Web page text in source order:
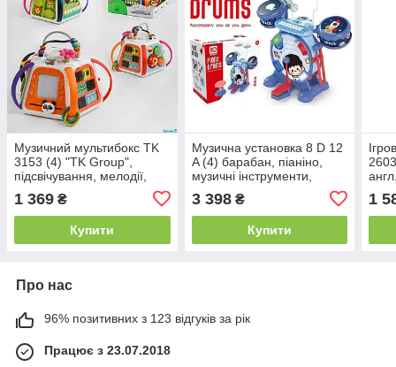
Музичний мультибокс TK
3153 (4) "TK Group",
підсвічування, мелодії,
лабіринт, логічна гра,
магнітна дошка, в
1 369 ₴
Купити
Музична установка 8 D 12
A (4) барабан, піаніно,
музичні інструменти,
мелодії, звуки, мікрофон,
підсвічування, в коробці
3 398₴
Купити
1
Про нас
96% позитивних з 123 відгуків за рік
Працює з 23.07.2018